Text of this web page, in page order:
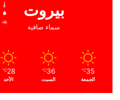
بيروت
سماء صافية
35
℃
الجمعة
36
℃
السبت
28
℃
الأحد